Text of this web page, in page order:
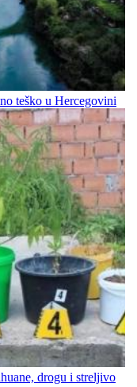
teško u Hercegovini
drogu i streljivo